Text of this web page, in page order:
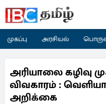
முகப்பு அரசியல்
அரியாலை கழிவு
விவகாரம் :
அறிக்கை